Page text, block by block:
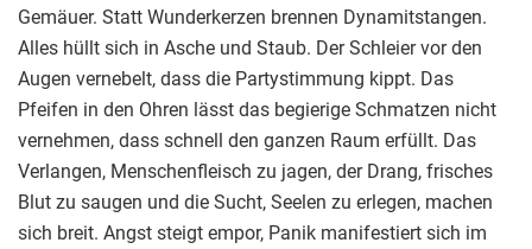
Gemäuer. Statt Wunderkerzen brennen Dynamitstangen.
Alles hüllt sich in Asche und Staub. Der Schleier vor den
Augen vernebelt, dass die Partystimmung kippt. Das
Pfeifen in den Ohren lässt das begierige Schmatzen nicht
vernehmen, dass schnell den ganzen Raum erfüllt. Das
Verlangen, Menschenfleisch zu jagen, der Drang, frisches
Blut zu saugen und die Sucht, Seelen zu erlegen, machen
sich breit. Angst steigt empor, Panik manifestiert sich im